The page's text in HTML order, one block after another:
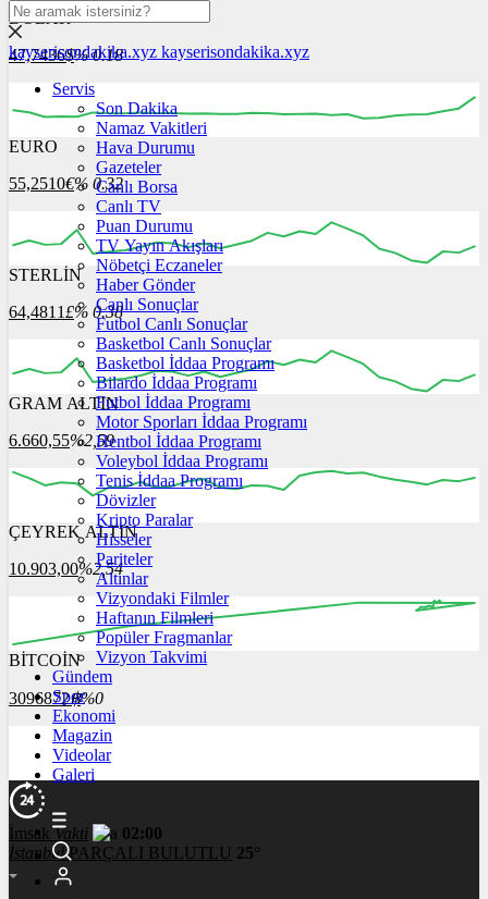
DOLAR
47,7436$% 0.18
16:00 17:00 18:00
EURO
55,2510€% 0.32
16:00 17:00 18:00
STERLİN
64,4811£% 0.38
16:00 17:00 18:00
GRAM ALTIN
6.660,55%2,59
16:00 17:00
ÇEYREK ALTIN
10.903,00%2,54
00:00 00:00
BİTCOİN
3096872฿%0
kayserisondakika.xyz kayserisondakika.xyz
Servis
Son Dakika
Namaz Vakitleri
Hava Durumu
Gazeteler
Canlı Borsa
Canlı TV
Puan Durumu
TV Yayın Akışları
Nöbetçi Eczaneler
Haber Gönder
Canlı Sonuçlar
Futbol Canlı Sonuçlar
Basketbol Canlı Sonuçlar
Basketbol İddaa Programı
Bilardo İddaa Programı
Futbol İddaa Programı
Motor Sporları İddaa Programı
Hentbol İddaa Programı
Voleybol İddaa Programı
Tenis İddaa Programı
Dövizler
Kripto Paralar
Hisseler
Pariteler
Altınlar
Vizyondaki Filmler
Haftanın Filmleri
Popüler Fragmanlar
Vizyon Takvimi
Gündem
Spor
Ekonomi
Magazin
Videolar
Galeri
İmsakVakti
02:00
İstanbul PARÇALI BULUTLU 25°